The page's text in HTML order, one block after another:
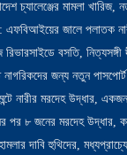
চ্যালেঞ্জের মামলা
এফবিআইয়ের জালে পলাতক
বসতি, নিত্যসঙ্গী
জন্য নতুন পাসপোর্ট
নারীর মরদেহ উদ্ধার,
পর ৮ জনের মরদেহ উদ্ধার,
দাবি হুথিদের,